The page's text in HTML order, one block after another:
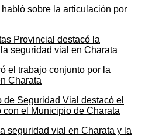
Provincial destacó la
seguridad vial en Charata
de Seguridad Vial destacó el
con el Municipio de Charata